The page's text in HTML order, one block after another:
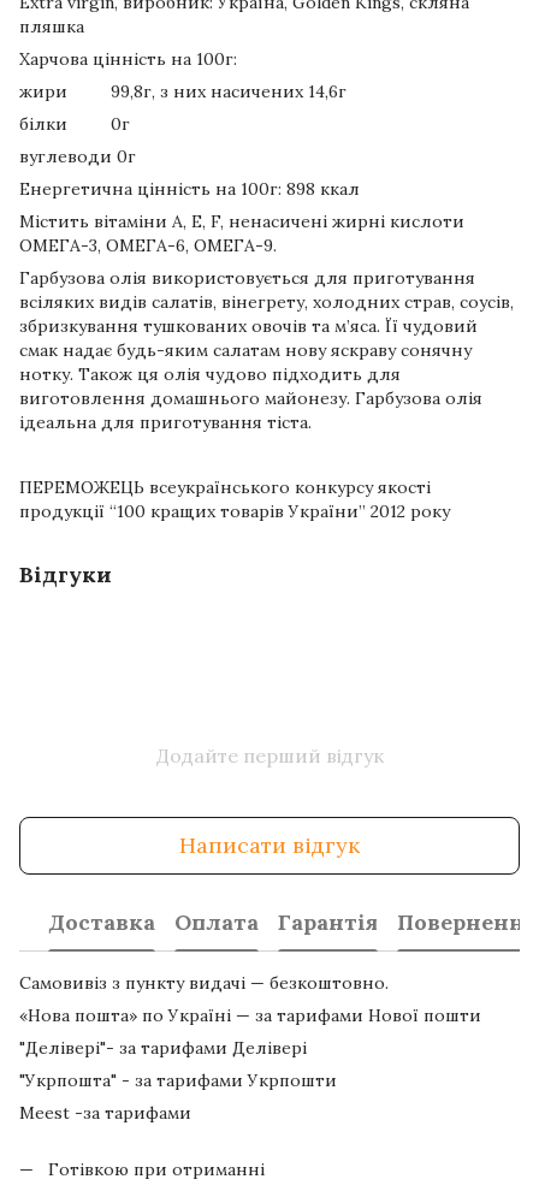
пляшка
Харчова цінність на 100г:
жири 99,8г, з них насичених 14,6г
білки 0г
вуглеводи 0г
Енергетична цінність на 100г: 898 ккал
Містить вітаміни А, Е, F, ненасичені жирні кислоти
ОМЕГА-3, ОМЕГА-6, ОМЕГА-9.
Гарбузова олія використовується для приготування
всіляких видів салатів, вінегрету, холодних страв, соусів,
збризкування тушкованих овочів та м’яса. Її чудовий
смак надає будь-яким салатам нову яскраву сонячну
нотку. Також ця олія чудово підходить для
виготовлення домашнього майонезу. Гарбузова олія
ідеальна для приготування тіста.
ПЕРЕМОЖЕЦЬ всеукраїнського конкурсу якості
продукції “100 кращих товарів України” 2012 року
Відгуки
Додайте перший відгук
Написати відгук
Доставка Оплата Гарантія Повернення
Самовивіз з пункту видачі — безкоштовно.
«Нова пошта» по Україні — за тарифами Нової пошти
"Делівері"- за тарифами Делівері
"Укрпошта" - за тарифами Укрпошти
Meest -за тарифами
Готівкою при отриманні